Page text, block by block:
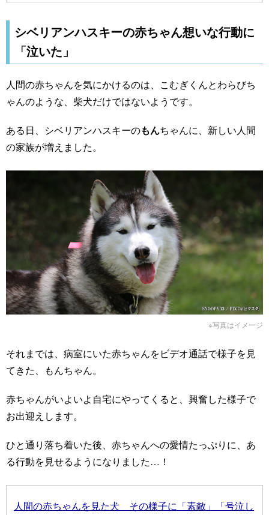
シベリアンハスキーの赤ちゃん想いな行動に
「泣いた」
人間の赤ちゃんを気にかけるのは、こむぎくんとわらびち
ゃんのような、柴犬だけではないようです。
ある日、シベリアンハスキーのもんちゃんに、新しい人間
の家族が増えました。
※写真はイメージ
それまでは、病室にいた赤ちゃんをビデオ通話で様子を見
てきた、もんちゃん。
赤ちゃんがいよいよ自宅にやってくると、興奮した様子で
お出迎えします。
ひと通り落ち着いた後、赤ちゃんへの愛情たっぷりに、あ
る行動を見せるようになりました…！
人間の赤ちゃんを見た犬 その様子に「素敵」「号泣し